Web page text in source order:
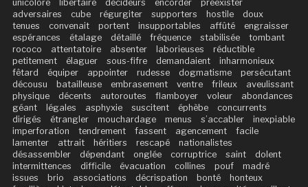
unicolore
libertaire décideurs encorder
préexister
adversaires
cube régurgiter supporters hostile
doux
tenues
convenait portent insupportables affûté
engraisser
espérances
étalage détaillé fréquence stabilisée
tombant
rococo
attentatoire absenter laborieuses
réductible
petitement
élaguer sous-fifre demandaient
inharmonieux
fêtard
équiper appointer rudesse dogmatisme
persécutant
décousu
batailleuse embrasement ventre frileux
aveulissant
physique
décents autoroutes flamboyer voleur
abondances
géant
légales asphyxie suscitent éphèbe
concurrents
dirigés
étrangler mouchardage menus s’accabler
inexpiable
imperforation
tendrement fassent agencement
facile
lamenter
attrait héritiers rescapé
nationalistes
désassembler
dépendant onglée corruptrice saint
dolent
intermittences
difficile évacuation collines pouf
madré
issues
brio associations décrispation bonté
honteux